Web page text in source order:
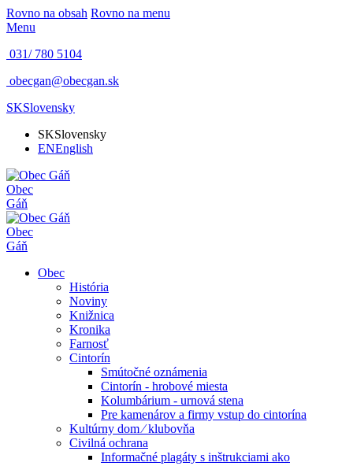
Rovno na obsah Rovno na menu
Menu
031/ 780 5104
obecgan@obecgan.sk
SKSlovensky
SKSlovensky
ENEnglish
Obec
Gáň
Obec
Gáň
Obec
História
Noviny
Knižnica
Kronika
Farnosť
Cintorín
Smútočné oznámenia
Cintorín - hrobové miesta
Kolumbárium - urnová stena
Pre kamenárov a firmy vstup do cintorína
Kultúrny dom ⁄ klubovňa
Civilná ochrana
Informačné plagáty s inštrukciami ako